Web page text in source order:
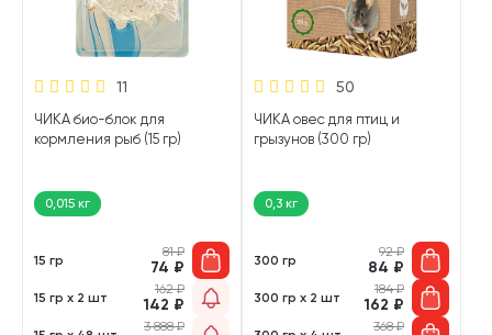
11
ЧИКА био-блок для
кормления рыб (15 гр)
0,015 кг
15 гр
81₽
74 ₽
15 гр х 2 шт
162₽
142 ₽
3 888₽
50
ЧИКА овес для птиц и
грызунов (300 гр)
0,3 кг
300 гр
92₽
84 ₽
300 гр х 2 шт
184₽
162 ₽
368₽